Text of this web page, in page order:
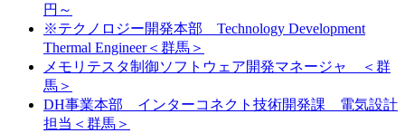
円～
※テクノロジー開発本部 Technology Development
Thermal Engineer＜群馬＞
メモリテスタ制御ソフトウェア開発マネージャ ＜群
馬＞
DH事業本部 インターコネクト技術開発課 電気設計
担当＜群馬＞